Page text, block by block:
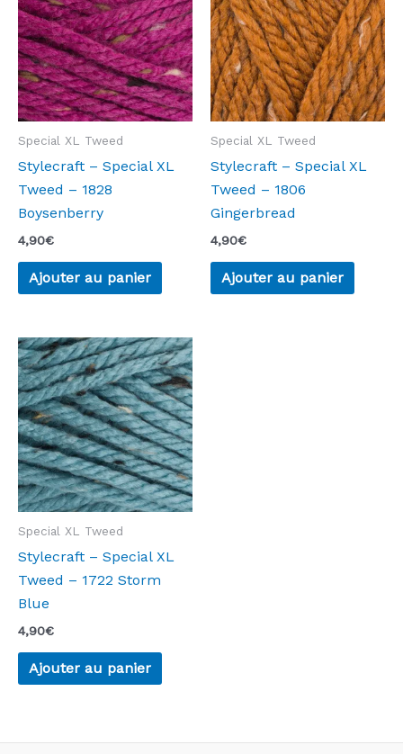
Special XL Tweed
Stylecraft – Special XL
Tweed – 1828
Boysenberry
4,90€
Ajouter au panier
Special XL Tweed
Stylecraft – Special XL
Tweed – 1806
Gingerbread
4,90€
Ajouter au panier
Special XL Tweed
Stylecraft – Special XL
Tweed – 1722 Storm
Blue
4,90€
Ajouter au panier